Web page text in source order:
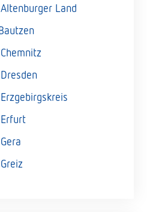
Land